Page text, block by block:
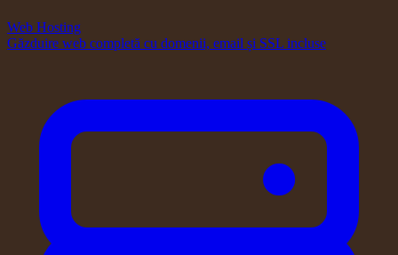
Web Hosting
Găzduire web completă cu domenii, email și SSL incluse